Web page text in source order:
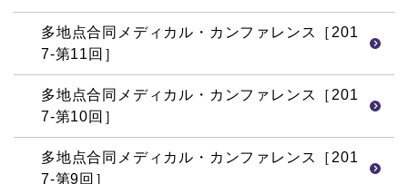
多地点合同メディカル・カンファレンス［201
7-第11回］
多地点合同メディカル・カンファレンス［201
7-第10回］
多地点合同メディカル・カンファレンス［201
7-第9回］